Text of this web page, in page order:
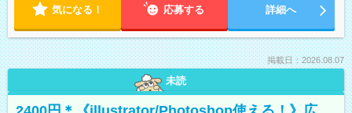
気になる！ 応募する 詳細へ
掲載日：2026.08.07
未読